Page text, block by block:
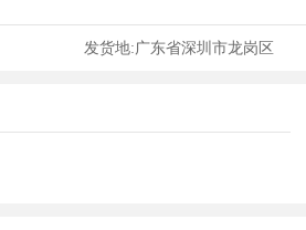
发货地:广东省深圳市龙岗区